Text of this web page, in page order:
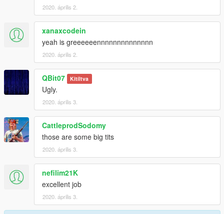
2020. április 2.
xanaxcodein
yeah is greeeeeennnnnnnnnnnnnn
2020. április 2.
QBit07 Kitíltva
Ugly.
2020. április 3.
CattleprodSodomy
those are some big tits
2020. április 3.
nefilim21K
excellent job
2020. április 3.